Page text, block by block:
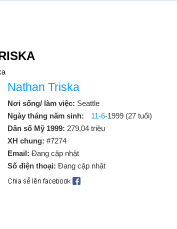
Nathan Triska
Nơi sống/ làm việc: Seattle
Ngày tháng năm sinh:
11-6-1999 (27 tuổi)
Dân số Mỹ 1999: 279,04 triệu
XH chung: #7274
Email: Đang cập nhật
Số điện thoại: Đang cập nhật